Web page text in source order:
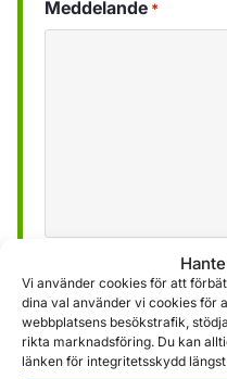
Vi använder cookies för att
dina val använder vi cookies för
webbplatsens besökstrafik,
rikta marknadsföring. Du kan
länken för integritetsskydd
Meddelande *
Vi använder den
formuläret för att
tjänster. Mer
integritetspolicy »